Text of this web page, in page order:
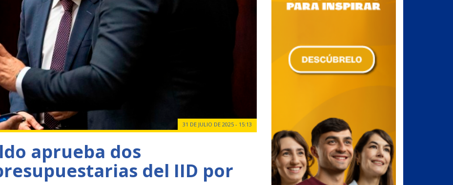
31 DE JULIO DE 2025 - 15:13
aprueba dos
del IID por